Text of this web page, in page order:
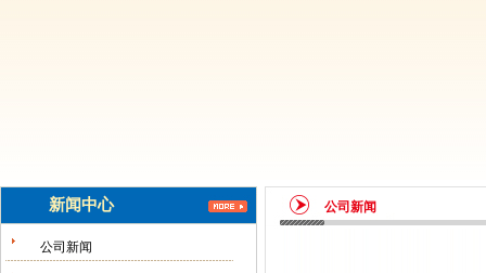
新闻中心
公司新闻
公司新闻